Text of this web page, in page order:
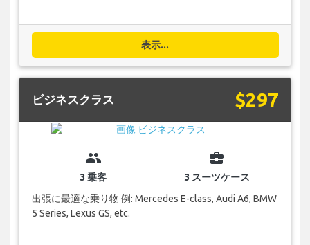
表示...
ビジネスクラス $297
group
3 乗客
business_center
3 スーツケース
出張に最適な乗り物 例: Mercedes E-class, Audi A6, BMW
5 Series, Lexus GS, etc.